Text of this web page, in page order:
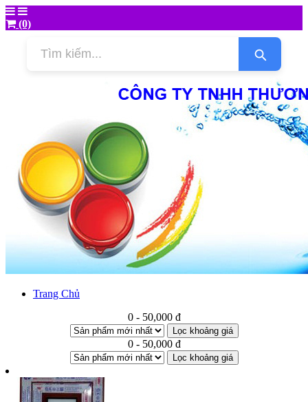
(0)
Trang Chủ
0 - 50,000 đ
Lọc khoảng giá
0 - 50,000 đ
Lọc khoảng giá